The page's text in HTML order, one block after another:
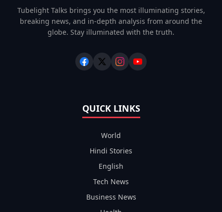
Tubelight Talks brings you the most illuminating stories,
breaking news, and in-depth analysis from around the
globe. Stay illuminated with the truth.
QUICK LINKS
World
Hindi Stories
English
Tech News
Business News